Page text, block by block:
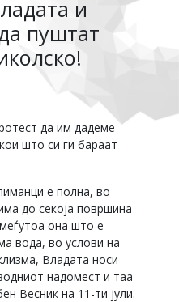
и
пуштат
да им дадеме
што си ги бараат
е полна, во
до секоја површина
она што е
вода, во услови на
Владата носи
надомест и таа
Весник на 11-ти јули.